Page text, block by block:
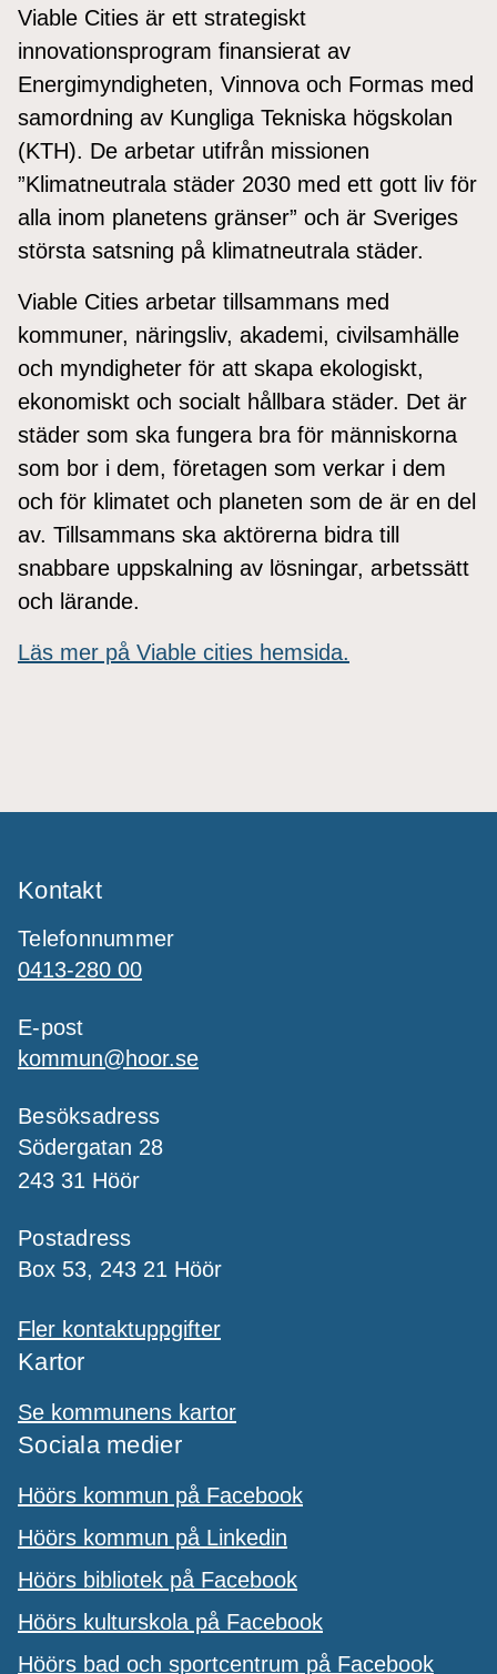
Viable Cities är ett strategiskt
innovationsprogram finansierat av
Energimyndigheten, Vinnova och Formas med
samordning av Kungliga Tekniska högskolan
(KTH). De arbetar utifrån missionen
”Klimatneutrala städer 2030 med ett gott liv för
alla inom planetens gränser” och är Sveriges
största satsning på klimatneutrala städer.
Viable Cities arbetar tillsammans med
kommuner, näringsliv, akademi, civilsamhälle
och myndigheter för att skapa ekologiskt,
ekonomiskt och socialt hållbara städer. Det är
städer som ska fungera bra för människorna
som bor i dem, företagen som verkar i dem
och för klimatet och planeten som de är en del
av. Tillsammans ska aktörerna bidra till
snabbare uppskalning av lösningar, arbetssätt
och lärande.
Läs mer på Viable cities hemsida.
Kontakt
Telefonnummer
0413-280 00
E-post
kommun@hoor.se
Besöksadress
Södergatan 28
243 31 Höör
Postadress
Box 53, 243 21 Höör
Fler kontaktuppgifter
Kartor
Se kommunens kartor
Sociala medier
Höörs kommun på Facebook
Höörs kommun på Linkedin
Höörs bibliotek på Facebook
Höörs kulturskola på Facebook
Höörs bad och sportcentrum på Facebook